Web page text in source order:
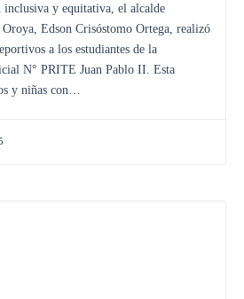
inclusiva y equitativa, el alcalde
Edson Crisóstomo Ortega, realizó
a los estudiantes de la
N° PRITE Juan Pablo II. Esta
y niñas con…